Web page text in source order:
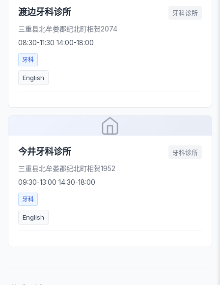
渡边牙科诊所 牙科诊所
三重县北牟娄郡纪北町相贺2074
08:30-11:30 14:00-18:00
牙科
English
今井牙科诊所 牙科诊所
三重县北牟娄郡纪北町相贺1952
09:30-13:00 14:30-18:00
牙科
English